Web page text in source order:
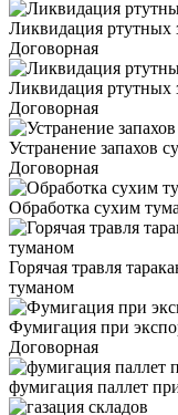
Ликвидация ртутных
Договорная
Ликвидация ртутных
Договорная
Устранение запахов
Договорная
Обработка сухим
Горячая травля
туманом
Фумигация при
Договорная
фумигация паллет